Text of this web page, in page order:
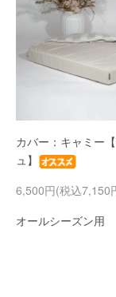
カバー：キャミー
ュ】
6,500円(税込7,150
オールシーズン用